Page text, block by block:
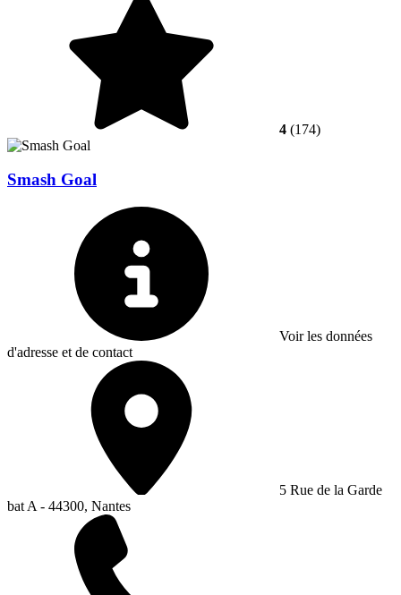
4 (174)
Smash Goal
Voir les données
d'adresse et de contact
5 Rue de la Garde
bat A - 44300, Nantes